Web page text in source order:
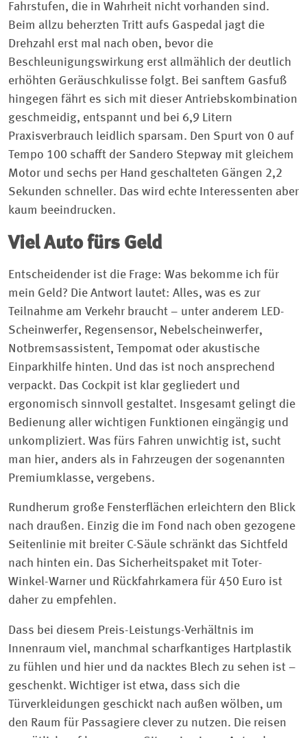
Fahrstufen, die in Wahrheit nicht vorhanden sind.
Beim allzu beherzten Tritt aufs Gaspedal jagt die
Drehzahl erst mal nach oben, bevor die
Beschleunigungswirkung erst allmählich der deutlich
erhöhten Geräuschkulisse folgt. Bei sanftem Gasfuß
hingegen fährt es sich mit dieser Antriebskom­bination
geschmeidig, entspannt und bei 6,9 Litern
Praxisverbrauch leidlich sparsam. Den Spurt von 0 auf
Tempo 100 schafft der Sandero Stepway mit gleichem
Motor und sechs per Hand geschalteten Gängen 2,2
Sekunden schneller. Das wird echte Interessenten aber
kaum beeindrucken.
Viel Auto fürs Geld
Entscheidender ist die Frage: Was bekomme ich für
mein Geld? Die Antwort lautet: Alles, was es zur
Teilnahme am Verkehr braucht – unter anderem LED-
Scheinwerfer, Regensensor, Nebelscheinwerfer,
Notbremsassistent, Tempomat oder akustische
Einparkhilfe hinten. Und das ist noch ansprechend
verpackt. Das Cockpit ist klar gegliedert und
ergonomisch sinnvoll gestaltet. Insgesamt gelingt die
Bedienung aller wichtigen Funktionen eingängig und
unkompliziert. Was fürs Fahren unwichtig ist, sucht
man hier, anders als in Fahrzeugen der sogenannten
Premiumklasse, vergebens.
Rundherum große Fensterflächen erleichtern den Blick
nach draußen. Einzig die im Fond nach oben gezogene
Seitenlinie mit breiter C-Säule schränkt das Sichtfeld
nach hinten ein. Das Sicherheitspaket mit Toter-
Winkel-Warner und Rückfahrkamera für 450 Euro ist
daher zu empfehlen.
Dass bei diesem Preis-Leistungs-Verhältnis im
Innenraum viel, manchmal scharfkantiges Hartplastik
zu fühlen und hier und da nacktes Blech zu sehen ist –
geschenkt. Wichtiger ist etwa, dass sich die
Türverkleidungen geschickt nach außen wölben, um
den Raum für Passagiere clever zu nutzen. Die reisen